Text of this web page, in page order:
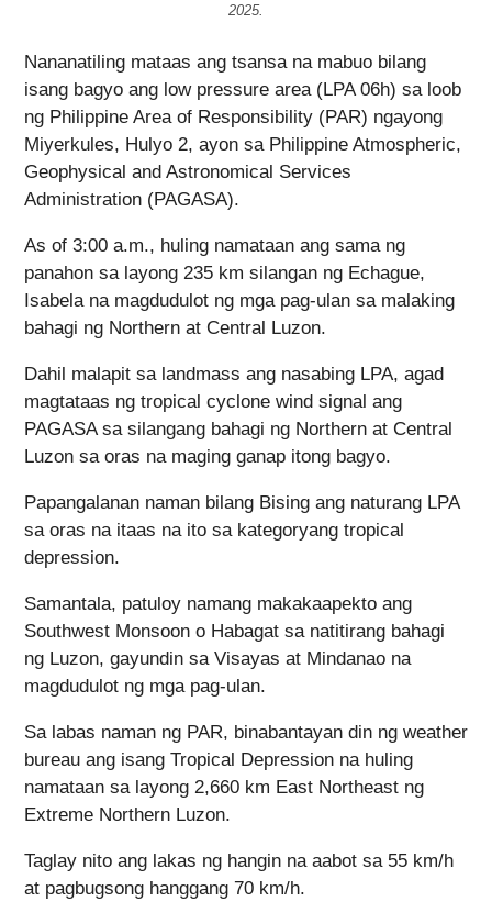
2025.
Nananatiling mataas ang tsansa na mabuo bilang
isang bagyo ang low pressure area (LPA 06h) sa loob
ng Philippine Area of Responsibility (PAR) ngayong
Miyerkules, Hulyo 2, ayon sa Philippine Atmospheric,
Geophysical and Astronomical Services
Administration (PAGASA).
As of 3:00 a.m., huling namataan ang sama ng
panahon sa layong 235 km silangan ng Echague,
Isabela na magdudulot ng mga pag-ulan sa malaking
bahagi ng Northern at Central Luzon.
Dahil malapit sa landmass ang nasabing LPA, agad
magtataas ng tropical cyclone wind signal ang
PAGASA sa silangang bahagi ng Northern at Central
Luzon sa oras na maging ganap itong bagyo.
Papangalanan naman bilang Bising ang naturang LPA
sa oras na itaas na ito sa kategoryang tropical
depression.
Samantala, patuloy namang makakaapekto ang
Southwest Monsoon o Habagat sa natitirang bahagi
ng Luzon, gayundin sa Visayas at Mindanao na
magdudulot ng mga pag-ulan.
Sa labas naman ng PAR, binabantayan din ng weather
bureau ang isang Tropical Depression na huling
namataan sa layong 2,660 km East Northeast ng
Extreme Northern Luzon.
Taglay nito ang lakas ng hangin na aabot sa 55 km/h
at pagbugsong hanggang 70 km/h.